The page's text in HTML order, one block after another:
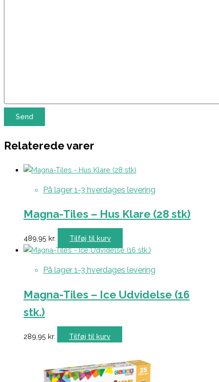
Relaterede varer
På lager 1-3 hverdages levering
Magna-Tiles – Hus Klare (28 stk)
489,95 kr. Tilføj til kurv
På lager 1-3 hverdages levering
Magna-Tiles – Ice Udvidelse (16
stk.)
289,95 kr. Tilføj til kurv